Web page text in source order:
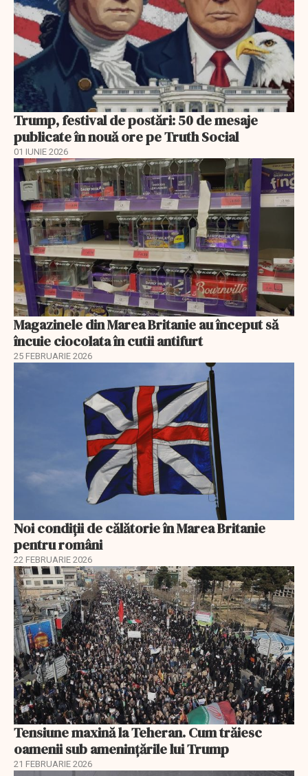
Trump, festival de postări: 50 de mesaje
publicate în nouă ore pe Truth Social
01 IUNIE 2026
Magazinele din Marea Britanie au început să
încuie ciocolata în cutii antifurt
25 FEBRUARIE 2026
Noi condiții de călătorie în Marea Britanie
pentru români
22 FEBRUARIE 2026
Tensiune maxină la Teheran. Cum trăiesc
oamenii sub amenințările lui Trump
21 FEBRUARIE 2026